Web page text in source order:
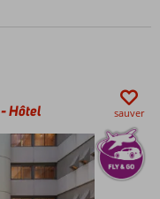
-Hôtel sauver